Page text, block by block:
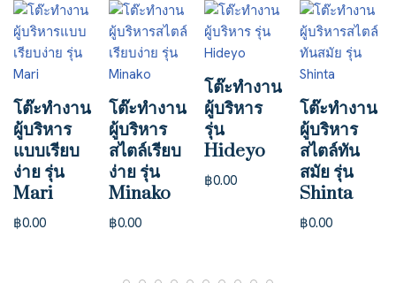
โต๊ะทำงาน
ผู้บริหาร
แบบเรียบ
ง่าย รุ่น
Mari
฿0.00
โต๊ะทำงาน
ผู้บริหาร
สไตล์เรียบ
ง่าย รุ่น
Minako
฿0.00
โต๊ะทำงาน
ผู้บริหาร
รุ่น
Hideyo
฿0.00
โต๊ะทำงาน
ผู้บริหาร
สไตล์ทัน
สมัย รุ่น
Shinta
฿0.00